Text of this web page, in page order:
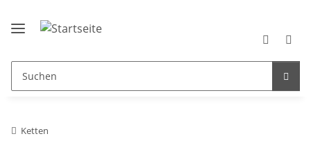
Ketten